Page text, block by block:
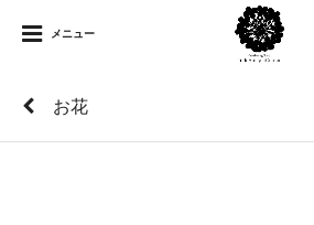
メニュー
お花